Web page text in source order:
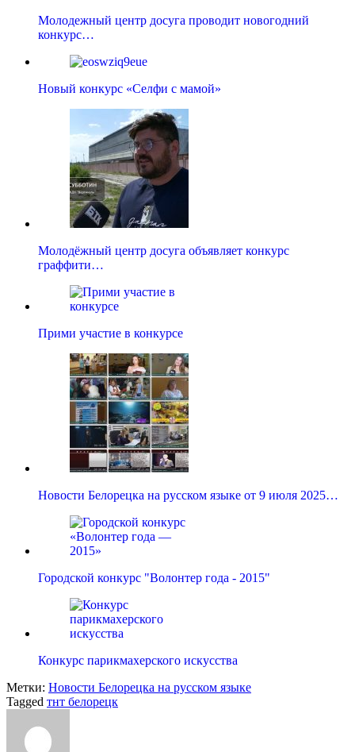
Молодежный центр досуга проводит новогодний
конкурс…
Новый конкурс «Селфи с мамой»
Молодёжный центр досуга объявляет конкурс
граффити…
Прими участие в конкурсе
Новости Белорецка на русском языке от 9 июля 2025…
Городской конкурс "Волонтер года - 2015"
Конкурс парикмахерского искусства
Метки: Новости Белорецка на русском языке
Tagged тнт белорецк